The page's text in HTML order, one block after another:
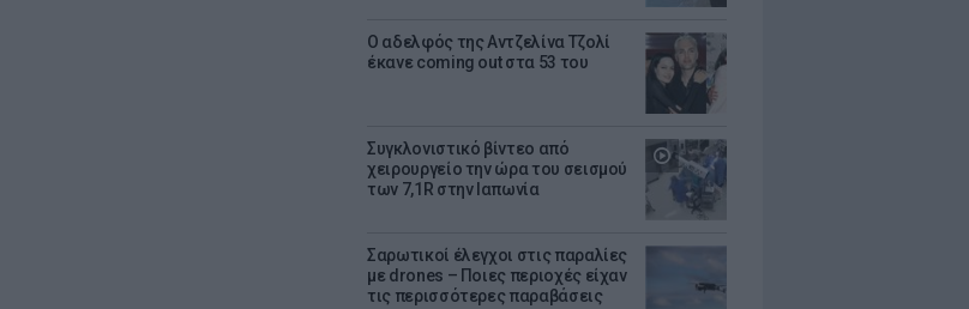
Ο αδελφός της Αντζελίνα Τζολί
έκανε coming out στα 53 του
Συγκλονιστικό βίντεο από
χειρουργείο την ώρα του σεισμού
των 7,1R στην Ιαπωνία
Σαρωτικοί έλεγχοι στις παραλίες
με drones – Ποιες περιοχές είχαν
τις περισσότερες παραβάσεις